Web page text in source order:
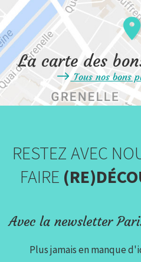
La carte des
Tous nos bons
RESTEZ AVEC
FAIRE
Avec la newsletter
Plus jamais en manque